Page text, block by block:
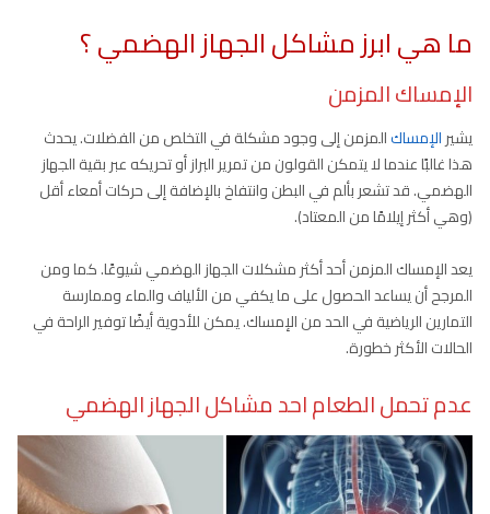
ما هي ابرز مشاكل الجهاز الهضمي ؟
الإمساك المزمن
يشيرالإمساكالمزمن إلى وجود مشكلة في التخلص من الفضلات. يحدث
هذا غالبًا عندما لا يتمكن القولون من تمرير البراز أو تحريكه عبر بقية الجهاز
الهضمي. قد تشعر بألم في البطن وانتفاخ بالإضافة إلى حركات أمعاء أقل
(وهي أكثر إيلامًا من المعتاد).
يعد الإمساك المزمن أحد أكثر مشكلات الجهاز الهضمي شيوعًا. كما ومن
المرجح أن يساعد الحصول على ما يكفي من الألياف والماء وممارسة
التمارين الرياضية في الحد من الإمساك. يمكن للأدوية أيضًا توفير الراحة في
الحالات الأكثر خطورة.
عدم تحمل الطعام احد مشاكل الجهاز الهضمي